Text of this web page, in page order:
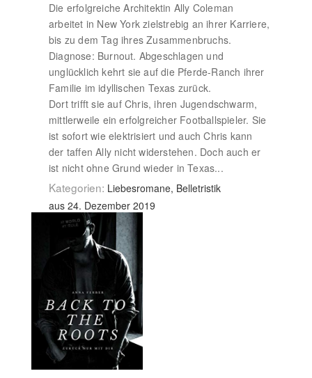
Die erfolgreiche Architektin Ally Coleman
arbeitet in New York zielstrebig an ihrer Karriere,
bis zu dem Tag ihres Zusammenbruchs.
Diagnose: Burnout. Abgeschlagen und
unglücklich kehrt sie auf die Pferde-Ranch ihrer
Familie im idyllischen Texas zurück.
Dort trifft sie auf Chris, ihren Jugendschwarm,
mittlerweile ein erfolgreicher Footballspieler. Sie
ist sofort wie elektrisiert und auch Chris kann
der taffen Ally nicht widerstehen. Doch auch er
ist nicht ohne Grund wieder in Texas...
Kategorien: Liebesromane, Belletristik
aus 24. Dezember 2019